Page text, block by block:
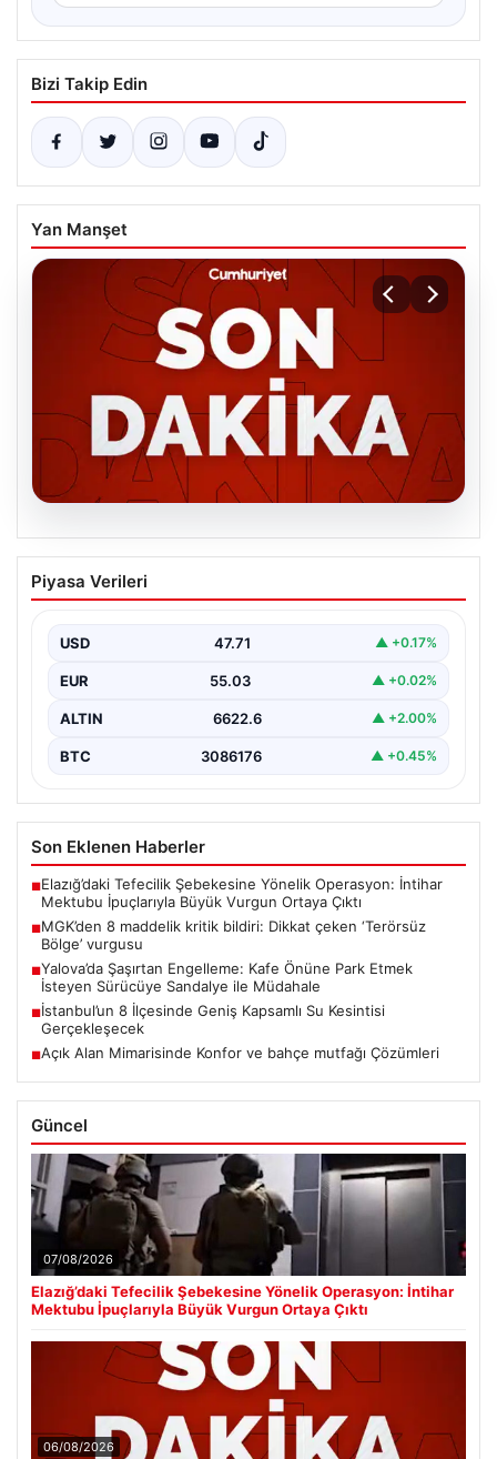
Bizi Takip Edin
Yan Manşet
MGK’den 8 maddelik kritik bildiri: Dikkat
çeken ‘Terörsüz Bölge’ vurgusu
Piyasa Verileri
USD 47.71 ▲ +0.17%
EUR 55.03 ▲ +0.02%
ALTIN 6622.6 ▲ +2.00%
BTC 3086176 ▲ +0.45%
Son Eklenen Haberler
■Elazığ’daki Tefecilik Şebekesine Yönelik Operasyon: İntihar
Mektubu İpuçlarıyla Büyük Vurgun Ortaya Çıktı
■MGK’den 8 maddelik kritik bildiri: Dikkat çeken ‘Terörsüz
Bölge’ vurgusu
■Yalova’da Şaşırtan Engelleme: Kafe Önüne Park Etmek
İsteyen Sürücüye Sandalye ile Müdahale
■İstanbul’un 8 İlçesinde Geniş Kapsamlı Su Kesintisi
Gerçekleşecek
■Açık Alan Mimarisinde Konfor ve bahçe mutfağı Çözümleri
Güncel
07/08/2026
Elazığ’daki Tefecilik Şebekesine Yönelik Operasyon: İntihar
Mektubu İpuçlarıyla Büyük Vurgun Ortaya Çıktı
06/08/2026